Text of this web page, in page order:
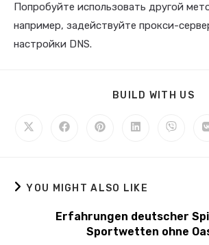
Попробуйте использовать другой
например, задействуйте прокси-
настройки DNS.
BUILD WITH US
YOU MIGHT ALSO LIKE
Erfahrungen deutscher
Sportwetten ohne